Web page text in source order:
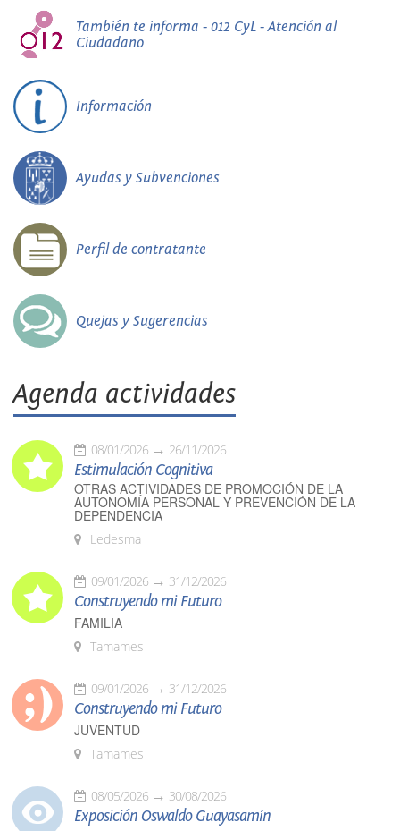
También te informa - 012 CyL - Atención al
Ciudadano
Información
Ayudas y Subvenciones
Perfil de contratante
Quejas y Sugerencias
Agenda actividades
08/01/2026 26/11/2026
Estimulación Cognitiva
OTRAS ACTIVIDADES DE PROMOCIÓN DE LA
AUTONOMÍA PERSONAL Y PREVENCIÓN DE LA
DEPENDENCIA
Ledesma
09/01/2026 31/12/2026
Construyendo mi Futuro
FAMILIA
Tamames
09/01/2026 31/12/2026
Construyendo mi Futuro
JUVENTUD
Tamames
08/05/2026 30/08/2026
Exposición Oswaldo Guayasamín